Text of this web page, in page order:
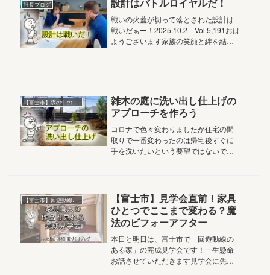
社長ブログ 設計はバトルロイヤルだ！
戦いの火蓋が切って落とされた設計は
戦いだぁー！2025.10.2 Vol.5,191おは
ようございます家族の笑顔と絆を結ぶ
【富士市】森の中の診療所
雑木の庭に洗い出し仕上げの
アプローチを作ろう
コロナで色々変わりましたが住宅の間
取りで一番変わったのは帰宅後すぐに
手を洗いたいという要望ではないでし
れど造園工事の「洗う」のお話です
20...
【富士市】回遊動線のある家
【富士市】見学会直前！家具
ひとつでここまで変わる？魔
法のビフォーアフター
本日と明日は、富士市で「回遊動線の
ある家」の完成見学会です！一生懸命
お話させていただきます見学会に先駆